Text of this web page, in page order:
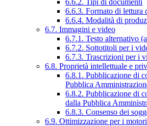
6.6.2. Tipi di documenti
6.6.3. Formato di lettura
6.6.4. Modalità di
6.7. Immagini e video
6.7.1. Testo alternativo
6.7.2. Sottotitoli per i
6.7.3. Trascrizioni per i
6.8. Proprietà intellettuale e
6.8.1. Pubblicazione di
Pubblica
6.8.2. Pubblicazione di
dalla Pubblica
6.8.3. Consenso dei
6.9. Ottimizzazione per i